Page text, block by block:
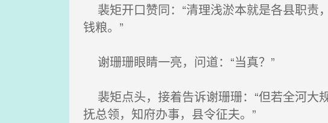
裴矩开口赞同：“清理浅淤本就是各县职责
钱粮。”
谢珊珊眼睛一亮，问道：“当真？”
裴矩点头，接着告诉谢珊珊：“但若全河大
抚总领，知府办事，县令征夫。”